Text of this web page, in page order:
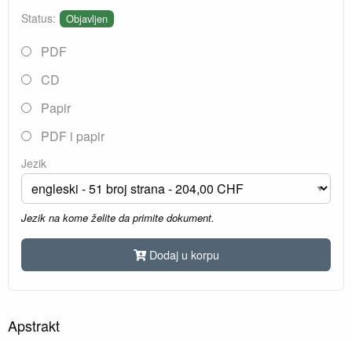
Status: Objavljen
PDF
CD
Papir
PDF i papir
Jezik
Jezik na kome želite da primite dokument.
Dodaj u korpu
Apstrakt